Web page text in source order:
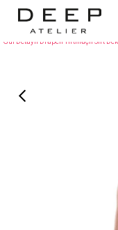
Anasayfa TÜM ELBİSELER
Gül Detaylı Drapeli Yırtmaçlı Sırt